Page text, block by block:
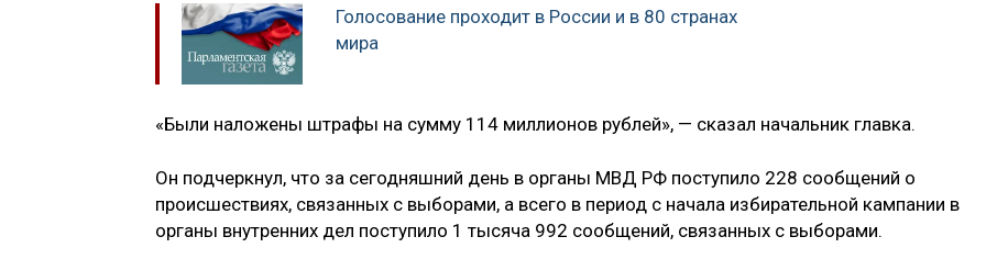
Голосование проходит в России и в 80 странах
мира
«Были наложены штрафы на сумму 114 миллионов рублей», — сказал начальник главка.
Он подчеркнул, что за сегодняшний день в органы МВД РФ поступило 228 сообщений о
происшествиях, связанных с выборами, а всего в период с начала избирательной кампании в
органы внутренних дел поступило 1 тысяча 992 сообщений, связанных с выборами.